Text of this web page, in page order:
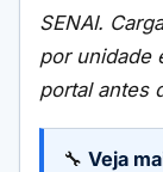
SENAI.
por unidade
portal antes
🔧 Veja